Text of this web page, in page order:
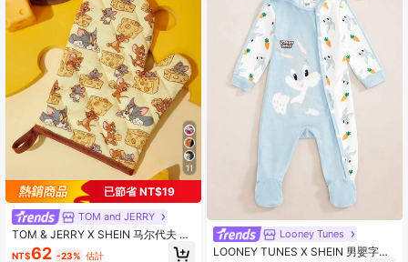
11
已節省 NT$19
TOM and JERRY
TOM & JERRY X SHEIN 马尔代夫 &
Trilu 芯片印花耐热厨房烘焙配件，可
NT$62 -23% 估計
Looney Tunes
LOONEY TUNES X SHEIN 男嬰字母